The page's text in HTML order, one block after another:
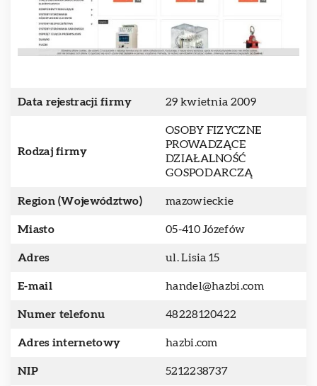
Data rejestracji firmy 29 kwietnia 2009
Rodzaj firmy
OSOBY FIZYCZNE
PROWADZĄCE
DZIAŁALNOŚĆ
GOSPODARCZĄ
Region (Województwo) mazowieckie
Miasto 05-410 Józefów
Adres ul. Lisia 15
E-mail handel@hazbi.com
Numer telefonu 48228120422
Adres internetowy hazbi.com
NIP 5212238737